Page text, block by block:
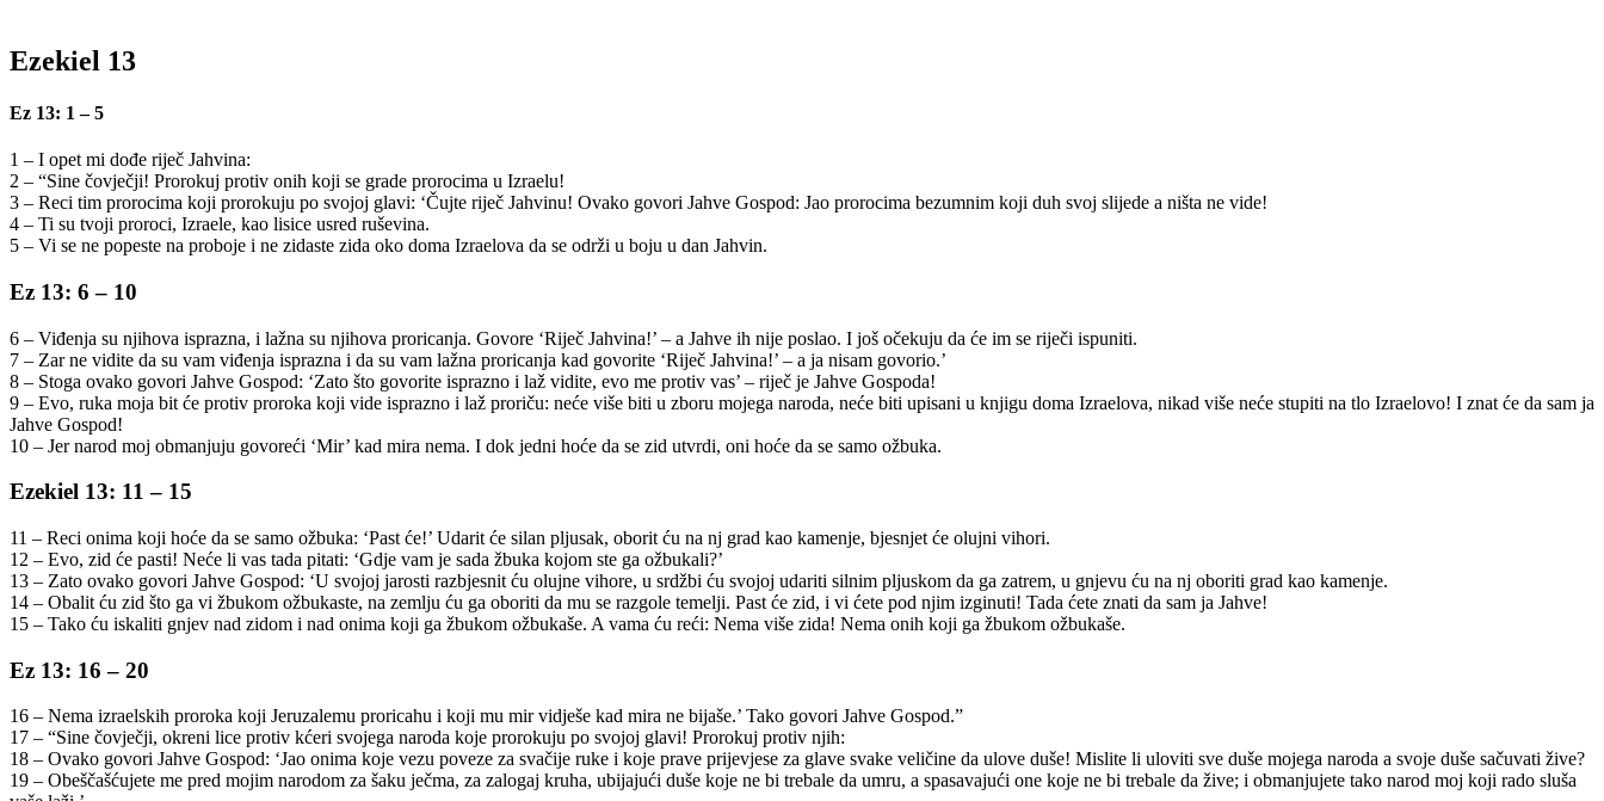
Ezekiel 13
Ez 13: 1 – 5
1 – I opet mi dođe riječ Jahvina:
2 – “Sine čovječji! Prorokuj protiv onih koji se grade prorocima u Izraelu!
3 – Reci tim prorocima koji prorokuju po svojoj glavi: ‘Čujte riječ Jahvinu! Ovako govori Jahve Gospod: Jao prorocima bezumnim koji duh svoj slijede a ništa ne vide!
4 – Ti su tvoji proroci, Izraele, kao lisice usred ruševina.
5 – Vi se ne popeste na proboje i ne zidaste zida oko doma Izraelova da se održi u boju u dan Jahvin.
Ez 13: 6 – 10
6 – Viđenja su njihova isprazna, i lažna su njihova proricanja. Govore ‘Riječ Jahvina!’ – a Jahve ih nije poslao. I još očekuju da će im se riječi ispuniti.
7 – Zar ne vidite da su vam viđenja isprazna i da su vam lažna proricanja kad govorite ‘Riječ Jahvina!’ – a ja nisam govorio.’
8 – Stoga ovako govori Jahve Gospod: ‘Zato što govorite isprazno i laž vidite, evo me protiv vas’ – riječ je Jahve Gospoda!
9 – Evo, ruka moja bit će protiv proroka koji vide isprazno i laž proriču: neće više biti u zboru mojega naroda, neće biti upisani u knjigu doma Izraelova, nikad više neće stupiti na tlo Izraelovo! I znat će da sam ja
Jahve Gospod!
10 – Jer narod moj obmanjuju govoreći ‘Mir’ kad mira nema. I dok jedni hoće da se zid utvrdi, oni hoće da se samo ožbuka.
Ezekiel 13: 11 – 15
11 – Reci onima koji hoće da se samo ožbuka: ‘Past će!’ Udarit će silan pljusak, oborit ću na nj grad kao kamenje, bjesnjet će olujni vihori.
12 – Evo, zid će pasti! Neće li vas tada pitati: ‘Gdje vam je sada žbuka kojom ste ga ožbukali?’
13 – Zato ovako govori Jahve Gospod: ‘U svojoj jarosti razbjesnit ću olujne vihore, u srdžbi ću svojoj udariti silnim pljuskom da ga zatrem, u gnjevu ću na nj oboriti grad kao kamenje.
14 – Obalit ću zid što ga vi žbukom ožbukaste, na zemlju ću ga oboriti da mu se razgole temelji. Past će zid, i vi ćete pod njim izginuti! Tada ćete znati da sam ja Jahve!
15 – Tako ću iskaliti gnjev nad zidom i nad onima koji ga žbukom ožbukaše. A vama ću reći: Nema više zida! Nema onih koji ga žbukom ožbukaše.
Ez 13: 16 – 20
16 – Nema izraelskih proroka koji Jeruzalemu proricahu i koji mu mir vidješe kad mira ne bijaše.’ Tako govori Jahve Gospod.”
17 – “Sine čovječji, okreni lice protiv kćeri svojega naroda koje prorokuju po svojoj glavi! Prorokuj protiv njih:
18 – Ovako govori Jahve Gospod: ‘Jao onima koje vezu poveze za svačije ruke i koje prave prijevjese za glave svake veličine da ulove duše! Mislite li uloviti sve duše mojega naroda a svoje duše sačuvati žive?
19 – Obeščašćujete me pred mojim narodom za šaku ječma, za zalogaj kruha, ubijajući duše koje ne bi trebale da umru, a spasavajući one koje ne bi trebale da žive; i obmanjujete tako narod moj koji rado sluša